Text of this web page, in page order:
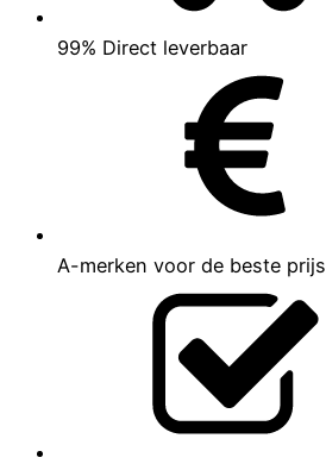
99% Direct leverbaar
A-merken voor de beste prijs